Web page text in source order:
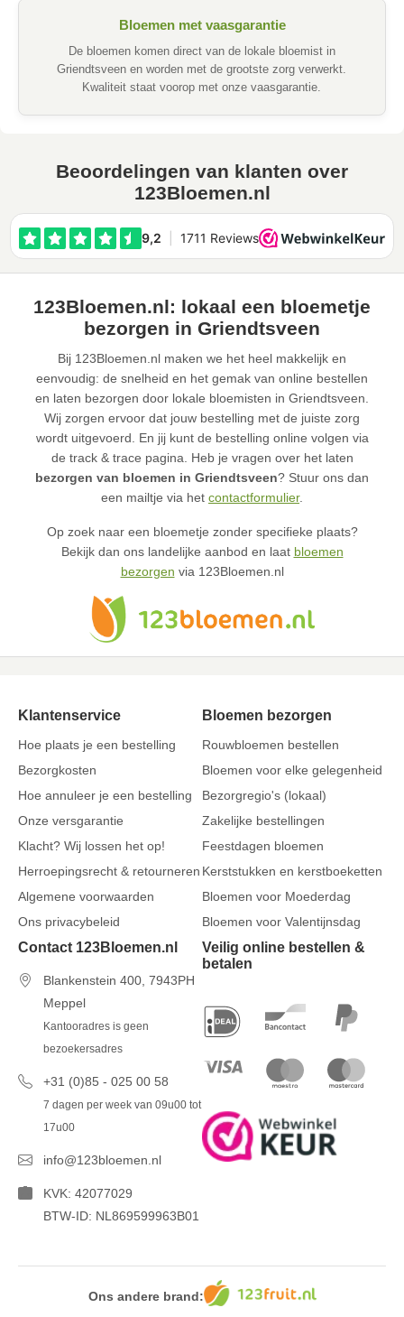
Bloemen met vaasgarantie
De bloemen komen direct van de lokale bloemist in
Griendtsveen en worden met de grootste zorg verwerkt.
Kwaliteit staat voorop met onze vaasgarantie.
Beoordelingen van klanten over
123Bloemen.nl
123Bloemen.nl: lokaal een bloemetje
bezorgen in Griendtsveen
Bij 123Bloemen.nl maken we het heel makkelijk en
eenvoudig: de snelheid en het gemak van online bestellen
en laten bezorgen door lokale bloemisten in Griendtsveen.
Wij zorgen ervoor dat jouw bestelling met de juiste zorg
wordt uitgevoerd. En jij kunt de bestelling online volgen via
de track & trace pagina. Heb je vragen over het laten
bezorgen van bloemen in Griendtsveen? Stuur ons dan
een mailtje via het contactformulier.
Op zoek naar een bloemetje zonder specifieke plaats?
Bekijk dan ons landelijke aanbod en laat bloemen
bezorgen via 123Bloemen.nl
Klantenservice
Hoe plaats je een bestelling
Bezorgkosten
Hoe annuleer je een bestelling
Onze versgarantie
Klacht? Wij lossen het op!
Herroepingsrecht & retourneren
Algemene voorwaarden
Ons privacybeleid
Bloemen bezorgen
Rouwbloemen bestellen
Bloemen voor elke gelegenheid
Bezorgregio's (lokaal)
Zakelijke bestellingen
Feestdagen bloemen
Kerststukken en kerstboeketten
Bloemen voor Moederdag
Bloemen voor Valentijnsdag
Contact 123Bloemen.nl
Blankenstein 400, 7943PH
Meppel
Kantooradres is geen
bezoekersadres
+31 (0)85 - 025 00 58
7 dagen per week van 09u00 tot
17u00
info@123bloemen.nl
KVK: 42077029
BTW-ID: NL869599963B01
Veilig online bestellen &
betalen
Ons andere brand: